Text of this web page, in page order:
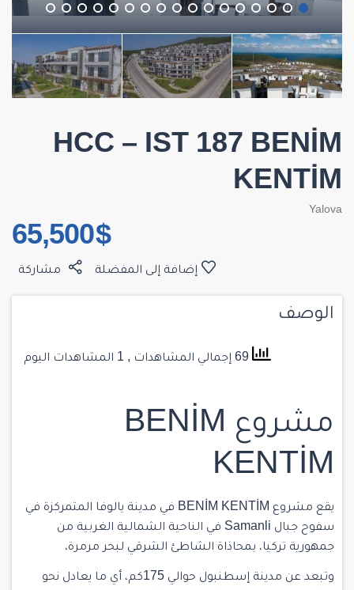
HCC – IST 187 BENİM
KENTİM
Yalova
$ 65,500
مشاركة إضافة إلى المفضلة
الوصف
, 1 المشاهدات اليوم
مشروع BENİM
KENTİM
يقع مشروع BENİM KENTİM في مدينة يالوفا المتمركزة في
سفوح جبال Samanli في الناحية الشمالية الغربية من
جمهورية تركيا، بمحاذاة الشاطئ الشرقي لبحر مرمرة،
وتبعد عن مدينة إسطنبول حوالي 175كم، أي ما يعادل نحو